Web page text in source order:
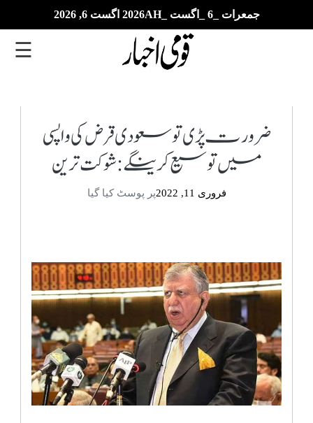
جمعرات _6 _اگست _2026AH اگست 6, 2026
ترین
ای
الاقوامی
خبریں
انٹرٹینمنٹ
صحت
☰
ضرورت پڑی تو سعودی قرض کی واپسی
میں توسیع کرینگے: شوکت ترین
فروری 11, 2022 پر پوسٹ کیا گیا